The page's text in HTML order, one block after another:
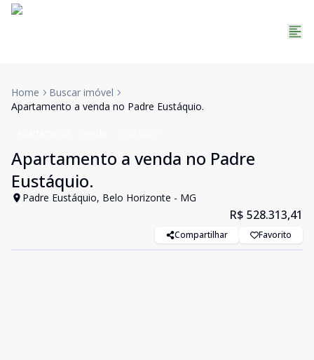
Home
Buscar imóvel
Apartamento a venda no Padre Eustáquio.
Apartamento a venda no Padre
Eustáquio.
Padre Eustáquio, Belo Horizonte - MG
R$ 528.313,41
Compartilhar Favorito